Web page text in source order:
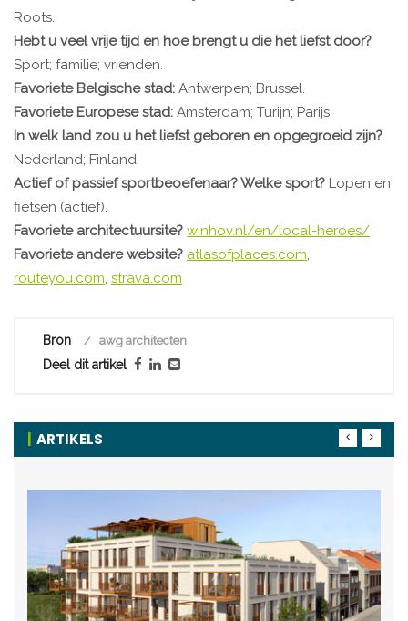
Roots.
Hebt u veel vrije tijd en hoe brengt u die het liefst door?
Sport; familie; vrienden.
Favoriete Belgische stad: Antwerpen; Brussel.
Favoriete Europese stad: Amsterdam; Turijn; Parijs.
In welk land zou u het liefst geboren en opgegroeid zijn?
Nederland; Finland.
Actief of passief sportbeoefenaar? Welke sport? Lopen en
fietsen (actief).
Favoriete architectuursite? winhov.nl/en/local-heroes/
Favoriete andere website? atlasofplaces.com,
routeyou.com, strava.com
Bron awg architecten
Deel dit artikel
ARTIKELS